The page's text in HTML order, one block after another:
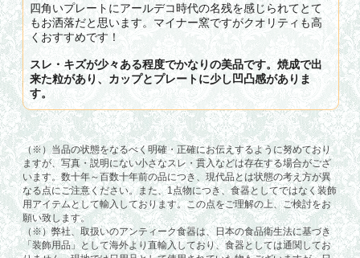
四角いプレートにアールデコ時代の名残を感じられてとて
もお洒落だと思います。マイナー窯ですがクオリティも高
くおすすめです！
スレ・キズが少々ある程度でかなりの美品です。焼成で出
来た粒があり、カップとプレートに少し凹凸感がありま
す。